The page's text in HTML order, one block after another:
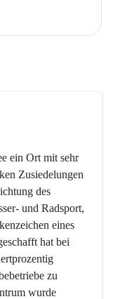
ein Ort mit sehr
Zusiedelungen
des
und Radsport,
eines
hat bei
zu
wurde